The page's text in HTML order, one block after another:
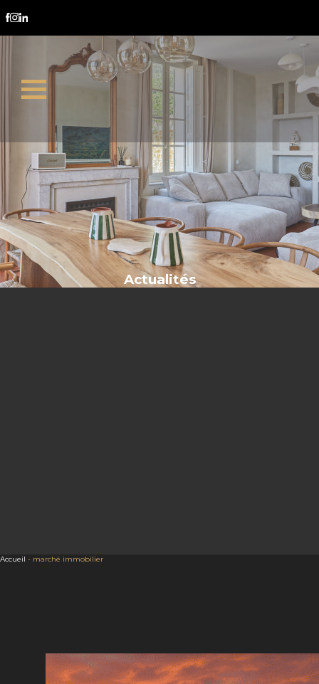
marché immobilier
Actualités
Accueil - marché immobilier